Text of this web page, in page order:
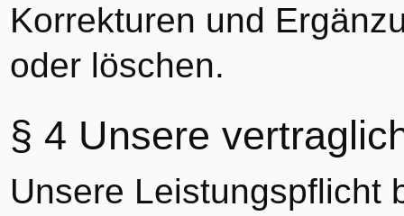
Korrekturen und
oder löschen.
Unsere
Unsere Leistungspflicht